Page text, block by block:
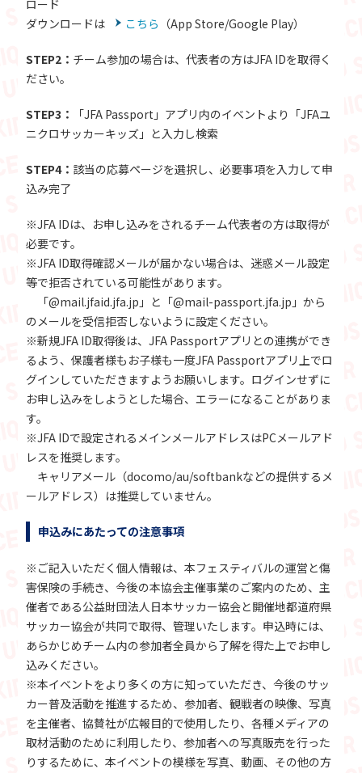
ロード
ダウンロードは
こちら （App Store/Google Play）
STEP2： チーム参加の場合は、代表者の方はJFA IDを取得く
ださい。
STEP3：
「JFA Passport」アプリ内のイベントより「JFAユ
ニクロサッカーキッズ」と入力し検索
STEP4： 該当の応募ページを選択し、必要事項を入力して申
込み完了
※JFA IDは、お申し込みをされるチーム代表者の方は取得が
必要です。
※JFA ID取得確認メールが届かない場合は、迷惑メール設定
等で拒否されている可能性があります。
「@mail.jfaid.jfa.jp」と「@mail-passport.jfa.jp」から
のメールを受信拒否しないように設定ください。
※新規JFA ID取得後は、JFA Passportアプリとの連携ができ
るよう、保護者様もお子様も一度JFA Passportアプリ上でロ
グインしていただきますようお願いします。ログインせずに
お申し込みをしようとした場合、エラーになることがありま
す。
※JFA IDで設定されるメインメールアドレスはPCメールアド
レスを推奨します。
キャリアメール（docomo/au/softbankなどの提供するメ
ールアドレス）は推奨していません。
申込みにあたっての注意事項
※ご記入いただく個人情報は、本フェスティバルの運営と傷
害保険の手続き、今後の本協会主催事業のご案内のため、主
催者である公益財団法人日本サッカー協会と開催地都道府県
サッカー協会が共同で取得、管理いたします。申込時には、
あらかじめチーム内の参加者全員から了解を得た上でお申し
込みください。
※本イベントをより多くの方に知っていただき、今後のサッ
カー普及活動を推進するため、参加者、観戦者の映像、写真
を主催者、協賛社が広報目的で使用したり、各種メディアの
取材活動のために利用したり、参加者への写真販売を行った
りするために、本イベントの模様を写真、動画、その他の方